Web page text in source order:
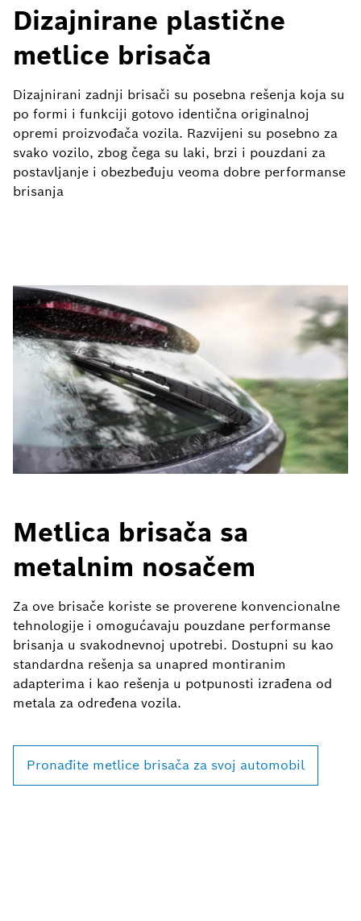
Dizajnirane plastične
metlice brisača
Dizajnirani zadnji brisači su posebna rešenja koja su
po formi i funkciji gotovo identična originalnoj
opremi proizvođača vozila. Razvijeni su posebno za
svako vozilo, zbog čega su laki, brzi i pouzdani za
postavljanje i obezbeđuju veoma dobre performanse
brisanja
Metlica brisača sa
metalnim nosačem
Za ove brisače koriste se proverene konvencionalne
tehnologije i omogućavaju pouzdane performanse
brisanja u svakodnevnoj upotrebi. Dostupni su kao
standardna rešenja sa unapred montiranim
adapterima i kao rešenja u potpunosti izrađena od
metala za određena vozila.
Pronađite metlice brisača za svoj automobil